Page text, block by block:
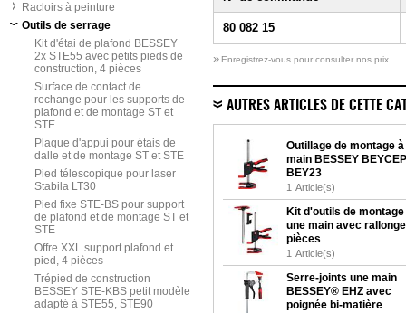
Racloirs à peinture
Outils de serrage
Kit d'étai de plafond BESSEY
2x STE55 avec petits pieds de
construction, 4 pièces
Surface de contact de
rechange pour les supports de
plafond et de montage ST et
STE
Plaque d'appui pour étais de
dalle et de montage ST et STE
Pied télescopique pour laser
Stabila LT30
Pied fixe STE-BS pour support
de plafond et de montage ST et
STE
Offre XXL support plafond et
pied, 4 pièces
Trépied de construction
BESSEY STE-KBS petit modèle
adapté à STE55, STE90
80 082 15
» Enregistrez-vous pour consulter nos prix.
AUTRES ARTICLES DE CETTE
Outillage de montage
main BESSEY
BEY23
1 Article(s)
Kit d'outils de montage
une main avec
pièces
1 Article(s)
Serre-joints une main
BESSEY® EHZ avec
poignée bi-matière